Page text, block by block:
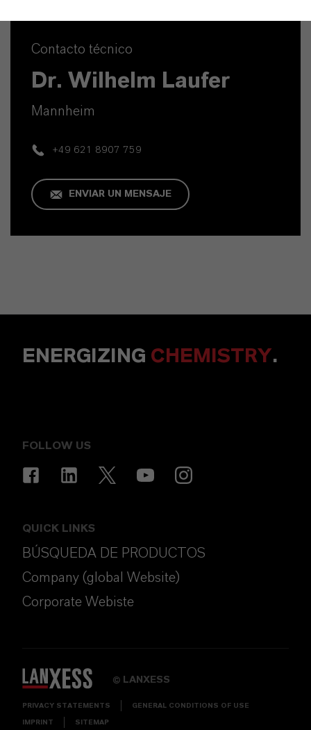
Contacto técnico
Dr. Wilhelm Laufer
Mannheim
+49 621 8907 759
ENVIAR UN MENSAJE
ENERGIZING CHEMISTRY.
FOLLOW US
QUICK LINKS
BÚSQUEDA DE PRODUCTOS
Company (global Website)
Corporate Webiste
© LANXESS
PRIVACY STATEMENTS GENERAL CONDITIONS OF USE
IMPRINT SITEMAP